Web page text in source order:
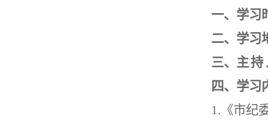
一、学习
二、学习
三、主 持
四、学习
1. 《市纪